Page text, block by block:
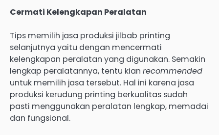
Cermati Kelengkapan Peralatan
Tips memilih jasa produksi jilbab printing
selanjutnya yaitu dengan mencermati
kelengkapan peralatan yang digunakan. Semakin
lengkap peralatannya, tentu kian recommended
untuk memilih jasa tersebut. Hal ini karena jasa
produksi kerudung printing berkualitas sudah
pasti menggunakan peralatan lengkap, memadai
dan fungsional.